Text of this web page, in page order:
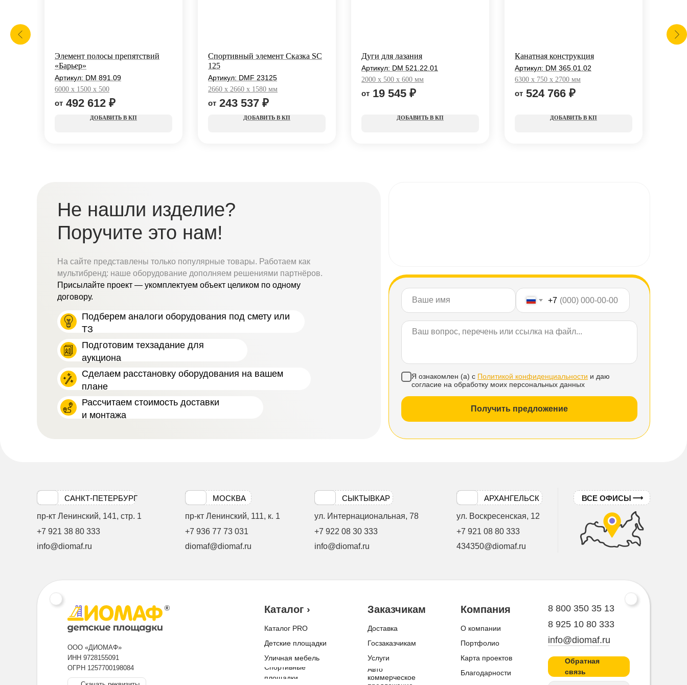
Элемент полосы препятствий
«Барьер»
Артикул: DM 891.09
6000 х 1500 х 500
492 612 ₽
КП
Спортивный элемент Сказка SС
125
Артикул: DMF 23125
2660 x 2660 x 1580 мм
243 537 ₽
КП
Дуги для лазания
Артикул: DM 521.22.01
2000 x 500 x 600 мм
19 545 ₽
КП
Канатная конструкция
Артикул: DM 365.01.02
6300 x 750 x 2700 мм
524 766 ₽
КП
Не нашли изделие?
Поручите это нам!
На сайте представлены только популярные товары. Работаем как
мультибренд: наше оборудование дополняем решениями партнёров.
Присылайте проект — укомплектуем объект целиком по одному
договору.
Подберем аналоги оборудования под смету или
ТЗ
Подготовим техзадание для
аукциона
Сделаем расстановку оборудования на вашем
плане
Рассчитаем стоимость доставки
и монтажа
+7
Я ознакомлен (а) с Политикой конфиденциальности и даю
согласие на обработку моих персональных данных
Получить предложение
САНКТ-ПЕТЕРБУРГ
пр-кт Ленинский, 141, стр. 1
+7 921 38 80 333
info@diomaf.ru
МОСКВА
пр-кт Ленинский, 111, к. 1
+7 936 77 73 031
diomaf@diomaf.ru
СЫКТЫВКАР
ул. Интернациональная, 78
+7 922 08 30 333
info@diomaf.ru
АРХАНГЕЛЬСК
ул. Воскресенская, 12
+7 921 08 80 333
434350@diomaf.ru
ВСЕ ОФИСЫ
ООО «ДИОМАФ»
ИНН 9728155091
ОГРН 1257700198084
Каталог ›
Каталог PRO
Детские площадки
Уличная мебель
Спортивные
площадки
Заказчикам
Доставка
Госзаказчикам
Услуги
Авто
коммерческое
Компания
О компании
Портфолио
Карта проектов
Благодарности
8 800 350 35 13
8 925 10 80 333
info@diomaf.ru
Обратная
связь